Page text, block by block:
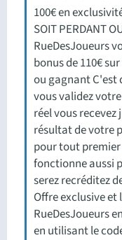
100€ en
SOIT PERDANT
RueDesJoueurs
bonus de 110€
ou gagnant C'est
vous validez
réel vous recevez
résultat de votre
pour tout
fonctionne aussi
serez recréditez
Offre exclusive
RueDesJoueurs
en utilisant le